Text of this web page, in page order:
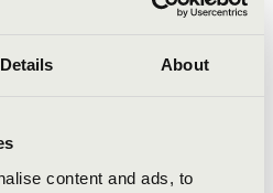
Details About
content and ads, to